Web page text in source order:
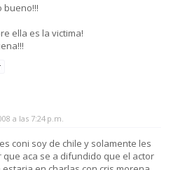
bueno!!!
ella es la victima!
a las 7:24 p.m.
coni soy de chile y solamente les
que aca se a difundido que el actor